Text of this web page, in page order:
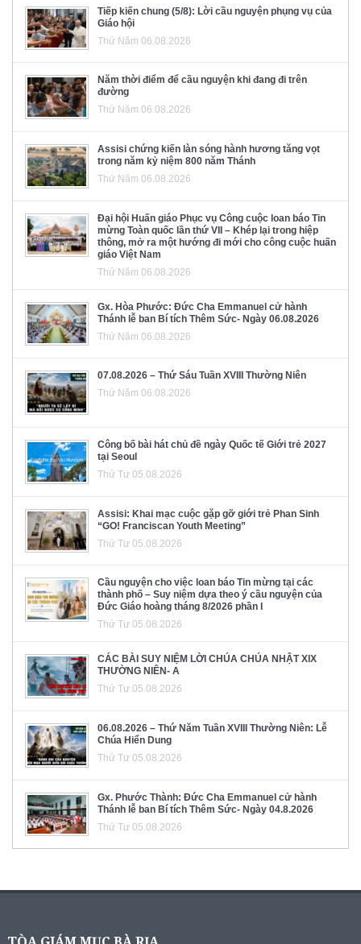
Tiếp kiến chung (5/8): Lời cầu nguyện phụng vụ của
Giáo hội
Thứ Năm 06.08.2026
Năm thời điểm để cầu nguyện khi đang đi trên
đường
Thứ Năm 06.08.2026
Assisi chứng kiến làn sóng hành hương tăng vọt
trong năm kỷ niệm 800 năm Thánh
Thứ Năm 06.08.2026
Đại hội Huấn giáo Phục vụ Công cuộc loan báo Tin
mừng Toàn quốc lần thứ VII – Khép lại trong hiệp
thông, mở ra một hướng đi mới cho công cuộc huấn
giáo Việt Nam
Thứ Năm 06.08.2026
Gx. Hòa Phước: Đức Cha Emmanuel cử hành
Thánh lễ ban Bí tích Thêm Sức- Ngày 06.08.2026
Thứ Năm 06.08.2026
07.08.2026 – Thứ Sáu Tuần XVIII Thường Niên
Thứ Năm 06.08.2026
Công bố bài hát chủ đề ngày Quốc tế Giới trẻ 2027
tại Seoul
Thứ Tư 05.08.2026
Assisi: Khai mạc cuộc gặp gỡ giới trẻ Phan Sinh
“GO! Franciscan Youth Meeting”
Thứ Tư 05.08.2026
Cầu nguyện cho việc loan báo Tin mừng tại các
thành phố – Suy niệm dựa theo ý cầu nguyện của
Đức Giáo hoàng tháng 8/2026 phần I
Thứ Tư 05.08.2026
CÁC BÀI SUY NIỆM LỜI CHÚA CHÚA NHẬT XIX
THƯỜNG NIÊN- A
Thứ Tư 05.08.2026
06.08.2026 – Thứ Năm Tuần XVIII Thường Niên: Lễ
Chúa Hiển Dung
Thứ Tư 05.08.2026
Gx. Phước Thành: Đức Cha Emmanuel cử hành
Thánh lễ ban Bí tích Thêm Sức- Ngày 04.8.2026
Thứ Tư 05.08.2026